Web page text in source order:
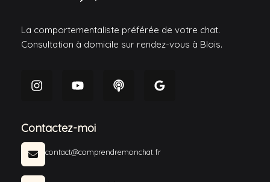
La comportementaliste préférée de votre chat.
Consultation à domicile sur rendez-vous à Blois.
Contactez-moi
contact@comprendremonchat.fr